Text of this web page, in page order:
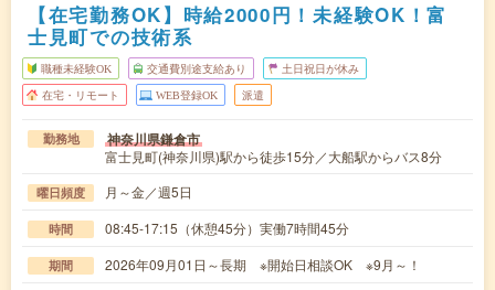
【在宅勤務OK】時給2000円！未経験OK！富
士見町での技術系
職種未経験OK 交通費別途支給あり 土日祝日が休み
在宅・リモート WEB登録OK 派遣
勤務地 神奈川県鎌倉市
富士見町(神奈川県)駅から徒歩15分／大船駅からバス8分
曜日頻度 月～金／週5日
時間 08:45-17:15（休憩45分）実働7時間45分
期間 2026年09月01日～長期 ※開始日相談OK ※9月～！